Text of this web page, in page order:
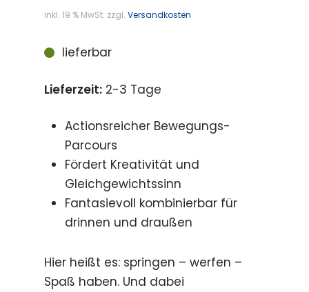
inkl. 19 % MwSt. zzgl. Versandkosten
lieferbar
Lieferzeit: 2-3 Tage
Actionsreicher Bewegungs-
Parcours
Fördert Kreativität und
Gleichgewichtssinn
Fantasievoll kombinierbar für
drinnen und draußen
Hier heißt es: springen – werfen –
Spaß haben. Und dabei